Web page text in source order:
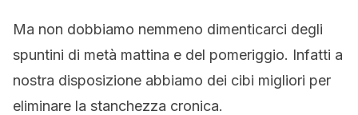
Ma non dobbiamo nemmeno dimenticarci degli
spuntini di metà mattina e del pomeriggio. Infatti a
nostra disposizione abbiamo dei cibi migliori per
eliminare la stanchezza cronica.